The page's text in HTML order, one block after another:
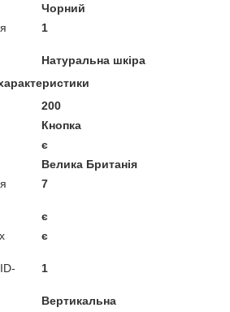
Чорний
1
Натуральна шкіра
200
Кнопка
є
Велика Британія
7
є
є
1
Вертикальна